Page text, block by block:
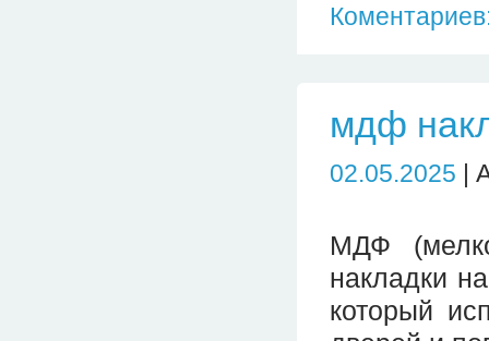
мдф
02.05.2025 |
МДФ
накладки
который